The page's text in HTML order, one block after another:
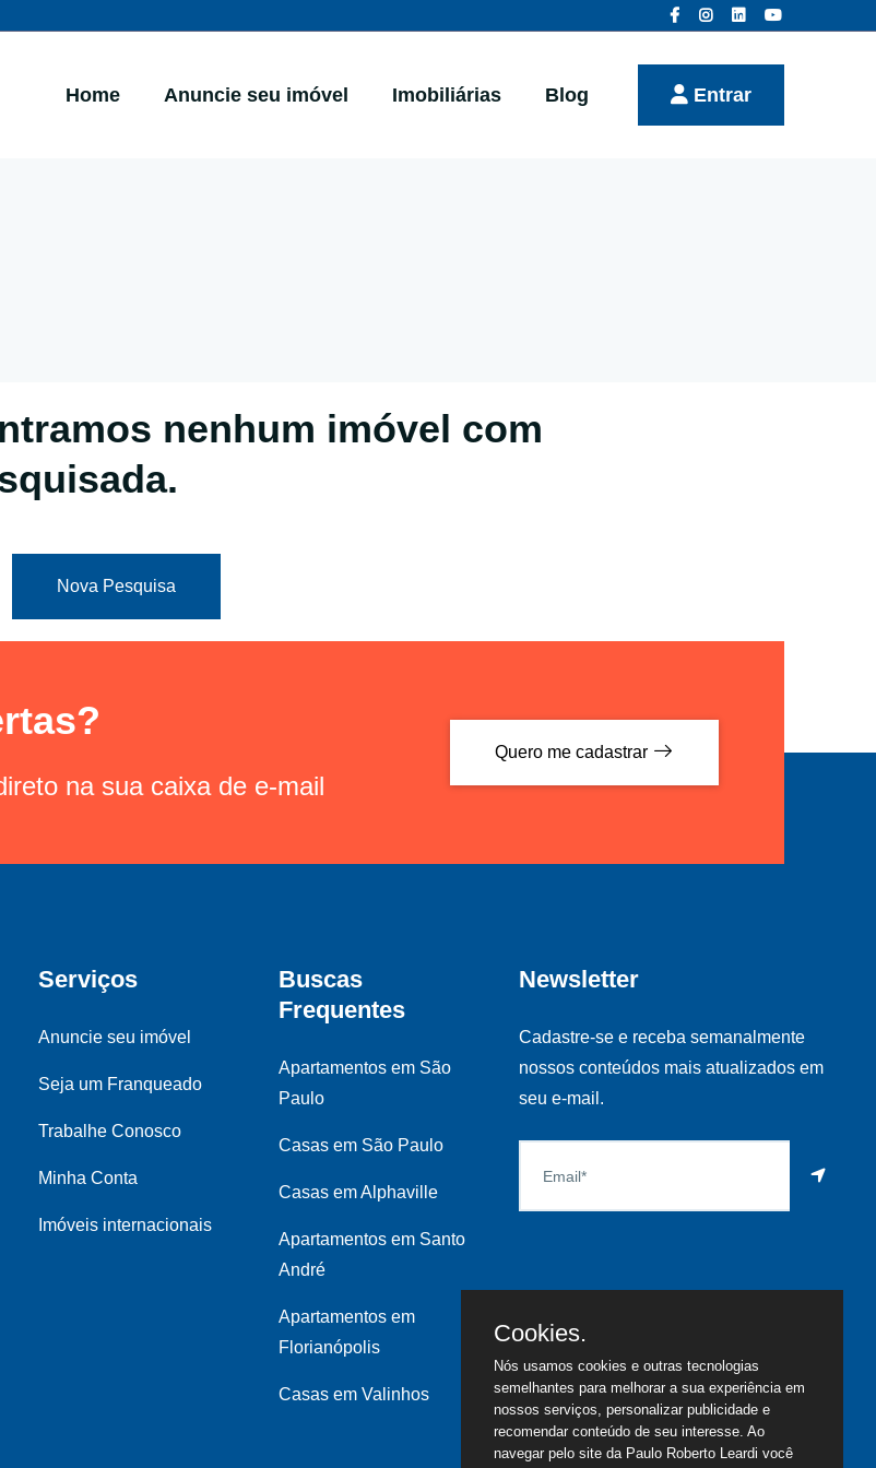
Home Anuncie seu imóvel Imobiliárias Blog Entrar
nenhum imóvel com
Nova Pesquisa
na sua caixa de e-mail
Quero me cadastrar
Serviços
Anuncie seu imóvel
Seja um Franqueado
Trabalhe Conosco
Minha Conta
Imóveis internacionais
Buscas
Frequentes
Apartamentos em São
Paulo
Casas em São Paulo
Casas em Alphaville
Apartamentos em Santo
André
Apartamentos em
Florianópolis
Casas em Valinhos
Newsletter
Cadastre-se e receba semanalmente
nossos conteúdos mais atualizados em
seu e-mail.
Cookies.
Nós usamos cookies e outras tecnologias
semelhantes para melhorar a sua experiência em
nossos serviços, personalizar publicidade e
recomendar conteúdo de seu interesse. Ao
navegar pelo site da Paulo Roberto Leardi você